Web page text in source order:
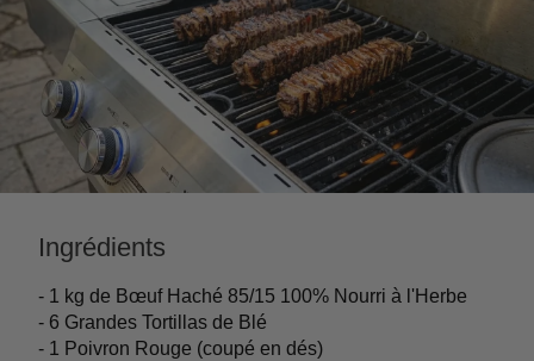
Ingrédients
- 1 kg de Bœuf Haché 85/15 100% Nourri à l'Herbe
- 6 Grandes Tortillas de Blé
- 1 Poivron Rouge (coupé en dés)